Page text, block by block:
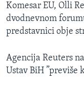
ŽENSKA STRANA
IZBJEGLIČKA
O GLASU AMERIKE
Komesar EU, Olli
dvodnevnom
predstavnici obje
Agencija Reuters
Ustav BiH ”previše